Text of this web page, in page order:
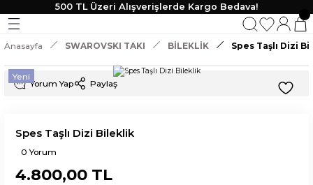
500 TL Üzeri Alışverişlerde Kargo Bedava!
Geri Dön
Geri Dön
Geri Dön
Geri Dön
TAKI
Anasayfa SWAROVSKI TAKI BİLEKLİK Spes Taşlı Dizi
Yeni
Yorum Yap Paylaş
Spes Taşlı Dizi Bileklik
0 Yorum
4.800,00 TL